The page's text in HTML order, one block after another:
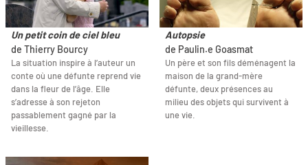
Un petit coin de ciel bleu
de Thierry Bourcy
La situation inspire à l’auteur un
conte où une défunte reprend vie
dans la fleur de l’âge. Elle
s’adresse à son rejeton
passablement gagné par la
vieillesse.
Autopsie
de Paulin.e Goasmat
Un père et son fils déménagent la
maison de la grand-mère
défunte, deux présences au
milieu des objets qui survivent à
une vie.